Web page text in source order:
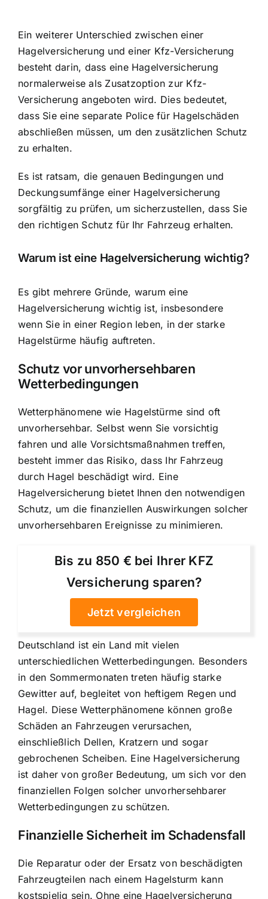
Ein weiterer Unterschied zwischen einer
Hagelversicherung und einer Kfz-Versicherung
besteht darin, dass eine Hagelversicherung
normalerweise als Zusatzoption zur Kfz-
Versicherung angeboten wird. Dies bedeutet,
dass Sie eine separate Police für Hagelschäden
abschließen müssen, um den zusätzlichen Schutz
zu erhalten.
Es ist ratsam, die genauen Bedingungen und
Deckungsumfänge einer Hagelversicherung
sorgfältig zu prüfen, um sicherzustellen, dass Sie
den richtigen Schutz für Ihr Fahrzeug erhalten.
Warum ist eine Hagelversicherung wichtig?
Es gibt mehrere Gründe, warum eine
Hagelversicherung wichtig ist, insbesondere
wenn Sie in einer Region leben, in der starke
Hagelstürme häufig auftreten.
Schutz vor unvorhersehbaren
Wetterbedingungen
Wetterphänomene wie Hagelstürme sind oft
unvorhersehbar. Selbst wenn Sie vorsichtig
fahren und alle Vorsichtsmaßnahmen treffen,
besteht immer das Risiko, dass Ihr Fahrzeug
durch Hagel beschädigt wird. Eine
Hagelversicherung bietet Ihnen den notwendigen
Schutz, um die finanziellen Auswirkungen solcher
unvorhersehbaren Ereignisse zu minimieren.
Bis zu 850 € bei Ihrer KFZ
Versicherung sparen?
Jetzt vergleichen
Deutschland ist ein Land mit vielen
unterschiedlichen Wetterbedingungen. Besonders
in den Sommermonaten treten häufig starke
Gewitter auf, begleitet von heftigem Regen und
Hagel. Diese Wetterphänomene können große
Schäden an Fahrzeugen verursachen,
einschließlich Dellen, Kratzern und sogar
gebrochenen Scheiben. Eine Hagelversicherung
ist daher von großer Bedeutung, um sich vor den
finanziellen Folgen solcher unvorhersehbarer
Wetterbedingungen zu schützen.
Finanzielle Sicherheit im Schadensfall
Die Reparatur oder der Ersatz von beschädigten
Fahrzeugteilen nach einem Hagelsturm kann
kostspielig sein. Ohne eine Hagelversicherung